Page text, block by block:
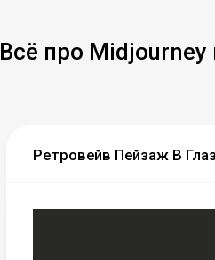
Всё про Midjourney
Ретровейв Пейзаж В